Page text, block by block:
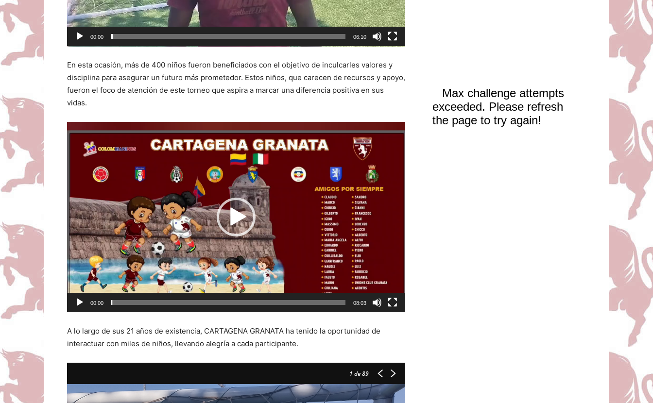
00:00 06:10
En esta ocasión, más de 400 niños fueron beneficiados con el objetivo de inculcarles valores y
disciplina para asegurar un futuro más prometedor. Estos niños, que carecen de recursos y apoyo,
fueron el foco de atención de este torneo que aspira a marcar una diferencia positiva en sus
vidas.
vídeo
00:00 08:03
A lo largo de sus 21 años de existencia, CARTAGENA GRANATA ha tenido la oportunidad de
interactuar con miles de niños, llevando alegría a cada participante.
1 de 89